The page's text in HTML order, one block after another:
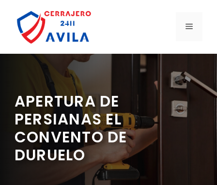
contenido
MENÚ
APERTURA DE
PERSIANAS EL
CONVENTO DE
DURUELO